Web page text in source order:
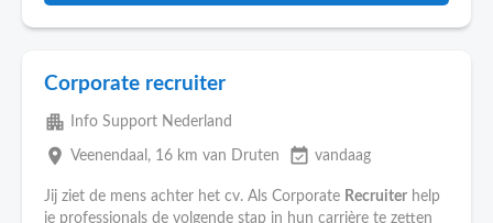
Corporate recruiter
apartment Info Support Nederland
place Veenendaal , 16 km van Druten event_available vandaag
Jij ziet de mens achter het cv. Als Corporate Recruiter help
je professionals de volgende stap in hun carrière te zetten